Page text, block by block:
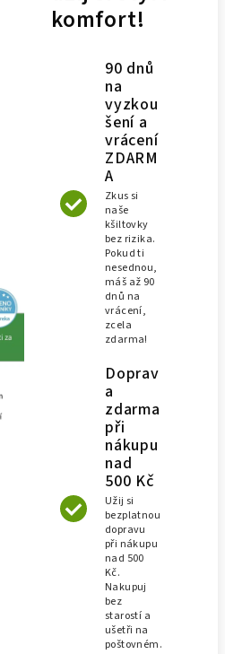
komfort!
90 dnů
na
vyzkou
šení a
vrácení
ZDARM
A
Zkus si
naše
kšiltovky
bez rizika.
Pokud ti
nesednou,
máš až 90
dnů na
vrácení,
zcela
zdarma!
Doprav
a
zdarma
při
nákupu
nad
500 Kč
Užij si
bezplatnou
dopravu
při nákupu
nad 500
Kč.
Nakupuj
bez
starostí a
ušetři na
poštovném.